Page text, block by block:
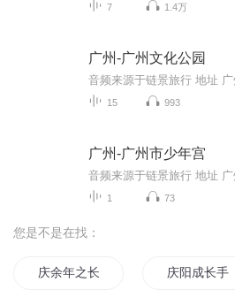
7 1.4万
广州-广州文化公园
15 993
广州-广州市少年宫
1 73
您是不是在找：
庆余年之长歌行 庆阳成长手札